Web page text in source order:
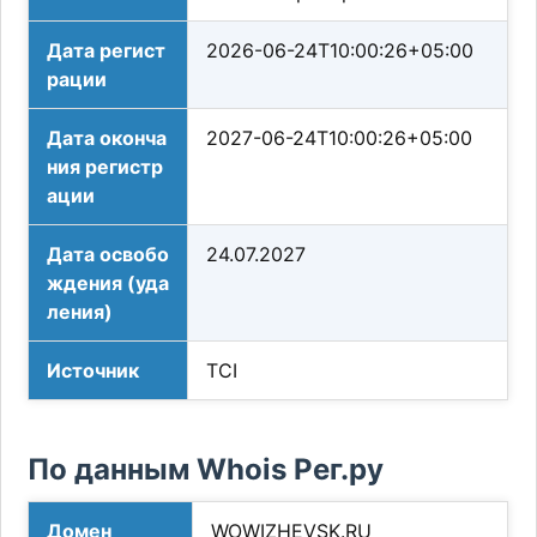
Дата регист
рации
2026-06-24T10:00:26+05:00
Дата оконча
ния регистр
ации
2027-06-24T10:00:26+05:00
Дата освобо
ждения (уда
ления)
24.07.2027
Источник TCI
По данным Whois Рег.ру
Домен WOWIZHEVSK.RU